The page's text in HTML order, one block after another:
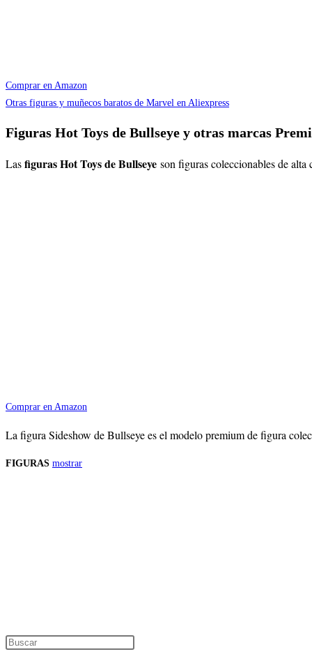
Comprar en Amazon
Otras figuras y muñecos baratos de Marvel en Aliexpress
Figuras Hot Toys de Bullseye y otras marcas
Lasfiguras Hot Toys de Bullseye son figuras coleccionables de
Comprar en Amazon
La figura Sideshow de Bullseye es el modelo premium de figura
FIGURAS mostrar